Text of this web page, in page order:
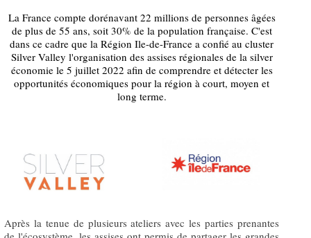
La France compte dorénavant 22 millions de personnes âgées
de plus de 55 ans, soit 30% de la population française. C'est
dans ce cadre que la Région Ile-de-France a confié au cluster
Silver Valley l'organisation des assises régionales de la silver
économie le 5 juillet 2022 afin de comprendre et détecter les
opportunités économiques pour la région à court, moyen et
long terme.
Après la tenue de plusieurs ateliers avec les parties prenantes